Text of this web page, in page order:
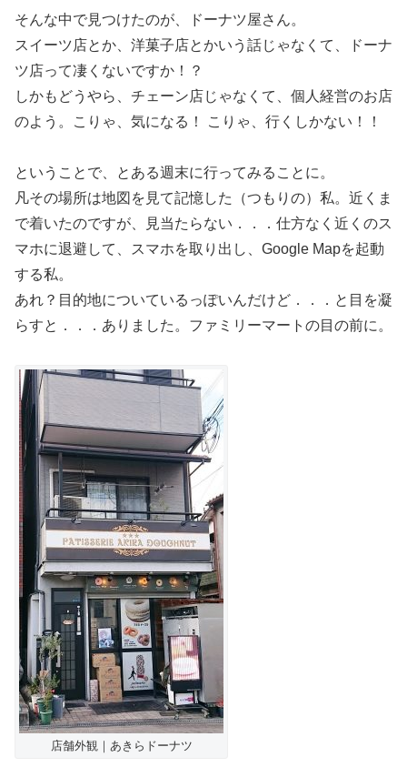
そんな中で見つけたのが、ドーナツ屋さん。
スイーツ店とか、洋菓子店とかいう話じゃなくて、ドーナ
ツ店って凄くないですか！？
しかもどうやら、チェーン店じゃなくて、個人経営のお店
のよう。こりゃ、気になる！ こりゃ、行くしかない！！
ということで、とある週末に行ってみることに。
凡その場所は地図を見て記憶した（つもりの）私。近くま
で着いたのですが、見当たらない．．．仕方なく近くのス
マホに退避して、スマホを取り出し、Google Mapを起動
する私。
あれ？目的地についているっぽいんだけど．．．と目を凝
らすと．．．ありました。ファミリーマートの目の前に。
店舗外観｜あきらドーナツ